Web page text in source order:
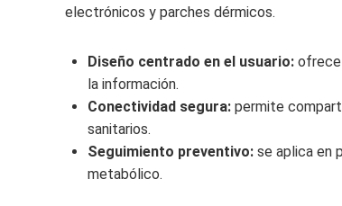
electrónicos y parches dérmicos.
Diseño centrado en el usuario: ofrece
la información.
Conectividad segura: permite
sanitarios.
Seguimiento preventivo: se aplica en
metabólico.